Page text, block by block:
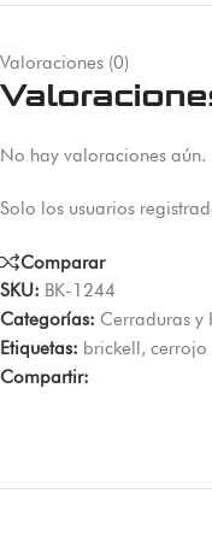
Valoraciones (0)
No hay valoraciones aún.
Solo los usuarios
Comparar
SKU: BK-1244
Categorías: Cerraduras y
Etiquetas: brickell, cerrojo
Compartir: